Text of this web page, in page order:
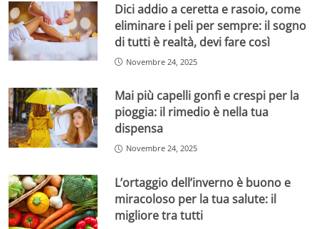
Dici addio a ceretta e rasoio, come
eliminare i peli per sempre: il sogno
di tutti è realtà, devi fare così
Novembre 24, 2025
Mai più capelli gonfi e crespi per la
pioggia: il rimedio è nella tua
dispensa
Novembre 24, 2025
L’ortaggio dell’inverno è buono e
miracoloso per la tua salute: il
migliore tra tutti